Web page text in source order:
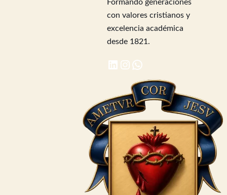
Formando generaciones
con valores cristianos y
excelencia académica
desde 1821.
LinkedIn
Instagram
WhatsApp